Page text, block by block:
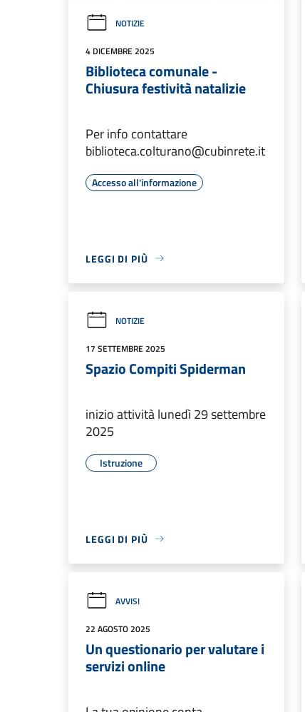
NOTIZIE
4 DICEMBRE 2025
Biblioteca comunale -
Chiusura festività natalizie
Per info contattare
biblioteca.colturano@cubinrete.it
Accesso all'informazione
LEGGI DI PIÙ
NOTIZIE
17 SETTEMBRE 2025
Spazio Compiti Spiderman
inizio attività lunedì 29 settembre
2025
Istruzione
LEGGI DI PIÙ
AVVISI
22 AGOSTO 2025
Un questionario per valutare i
servizi online